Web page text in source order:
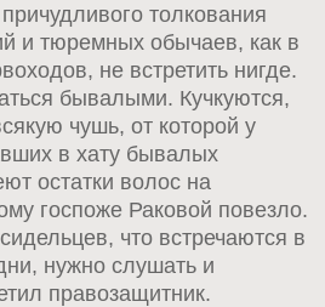
толкования
и тюремных обычаев, как в
не встретить нигде.
бывалыми. Кучкуются,
чушь, от которой у
в хату бывалых
остатки волос на
госпоже Раковой повезло.
что встречаются в
нужно слушать и
правозащитник.